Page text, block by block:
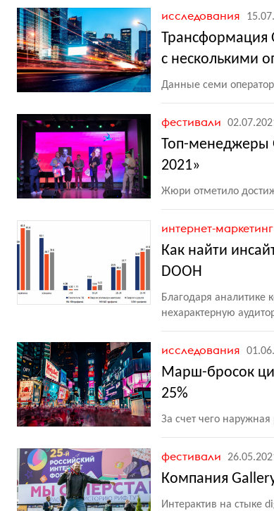
исследования
Трансформация
с несколькими
Данные семи
фестивали
Топ-менеджеры
2021»
Жюри отметило
интернет-маркетинг
Как найти
DOOH
Благодаря аналитике
нехарактерную
исследования
Марш-бросок
25%
За счет чего
фестивали
Компания
Интерактив на стыке